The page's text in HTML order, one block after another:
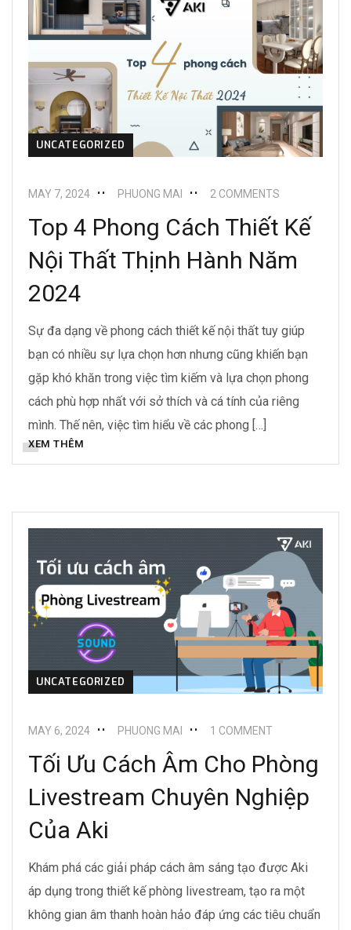
UNCATEGORIZED
MAY 7, 2024 PHUONG MAI 2 COMMENTS
Top 4 Phong Cách Thiết Kế
Nội Thất Thịnh Hành Năm
2024
Sự đa dạng về phong cách thiết kế nội thất tuy giúp
bạn có nhiều sự lựa chọn hơn nhưng cũng khiến bạn
gặp khó khăn trong việc tìm kiếm và lựa chọn phong
cách phù hợp nhất với sở thích và cá tính của riêng
mình. Thế nên, việc tìm hiểu về các phong […]
XEM THÊM
UNCATEGORIZED
MAY 6, 2024 PHUONG MAI 1 COMMENT
Tối Ưu Cách Âm Cho Phòng
Livestream Chuyên Nghiệp
Của Aki
Khám phá các giải pháp cách âm sáng tạo được Aki
áp dụng trong thiết kế phòng livestream, tạo ra một
không gian âm thanh hoàn hảo đáp ứng các tiêu chuẩn